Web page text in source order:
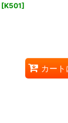
[K501]
カート